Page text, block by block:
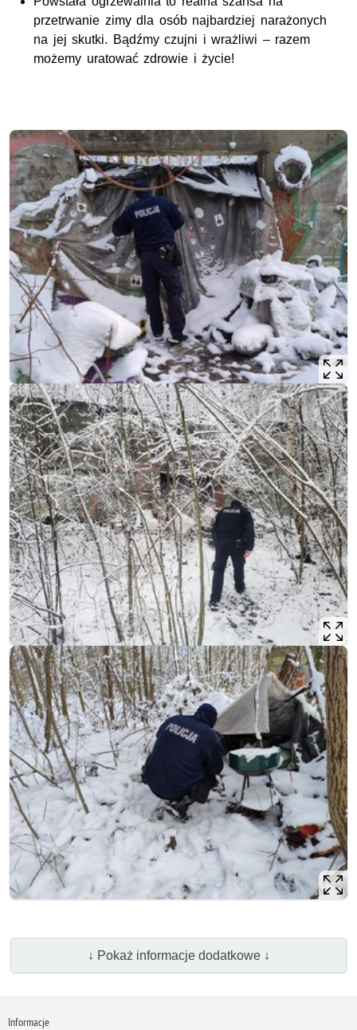
przetrwanie zimy dla osób najbardziej narażonych
na jej skutki. Bądźmy czujni i wrażliwi – razem
możemy uratować zdrowie i życie!
↓ Pokaż informacje dodatkowe ↓
Informacje